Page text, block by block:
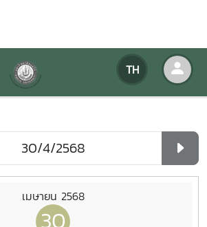
TH
มของหน่วยงาน
ของหน่วยงาน
เมษายน 2568